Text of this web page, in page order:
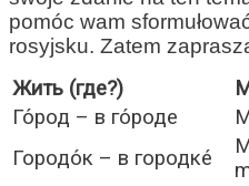
pomóc wam
rosyjsku. Zatem
Жить (где?)
Го́род – в го́роде
Городо́к – в городке́